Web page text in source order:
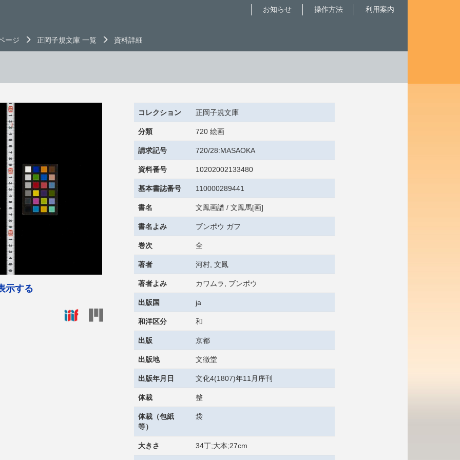
利用案内
操作方法
お知らせ
ージ 正岡子規文庫 一覧 資料詳細
示する
コレクション 正岡子規文庫
分類 720 絵画
請求記号 720/28:MASAOKA
資料番号 10202002133480
基本書誌番号 110000289441
書名 文鳳画譜 / 文鳳馬[画]
書名よみ ブンポウ ガフ
巻次 全
著者 河村, 文鳳
著者よみ カワムラ, ブンポウ
出版国 ja
和洋区分 和
出版 京都
出版地 文徴堂
出版年月日 文化4(1807)年11月序刊
体裁 整
体裁（包紙
等）
袋
大きさ 34丁;大本;27cm